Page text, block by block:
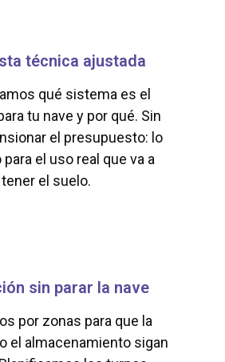
técnica ajustada
qué sistema es el
tu nave y por qué. Sin
el presupuesto: lo
el uso real que va a
tener el suelo.
sin parar la nave
por zonas para que la
el almacenamiento sigan